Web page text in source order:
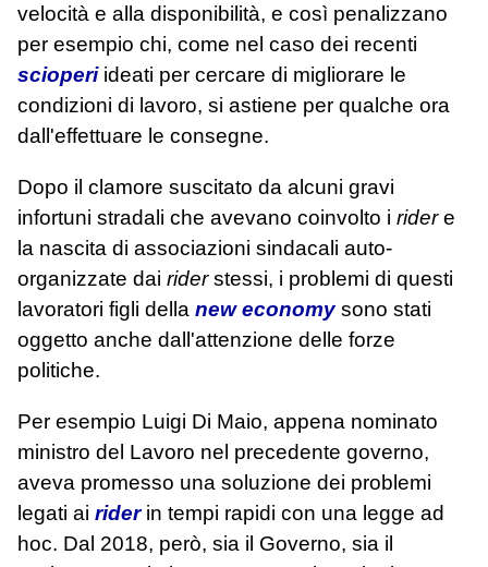
velocità e alla disponibilità, e così penalizzano
per esempio chi, come nel caso dei recenti
scioperiideati per cercare di migliorare le
condizioni di lavoro, si astiene per qualche ora
dall'effettuare le consegne.
Dopo il clamore suscitato da alcuni gravi
infortuni stradali che avevano coinvolto i ridere
la nascita di associazioni sindacali auto-
organizzate dai riderstessi, i problemi di questi
lavoratori figli della new economysono stati
oggetto anche dall'attenzione delle forze
politiche.
Per esempio Luigi Di Maio, appena nominato
ministro del Lavoro nel precedente governo,
aveva promesso una soluzione dei problemi
legati ai riderin tempi rapidi con una legge ad
hoc. Dal 2018, però, sia il Governo, sia il